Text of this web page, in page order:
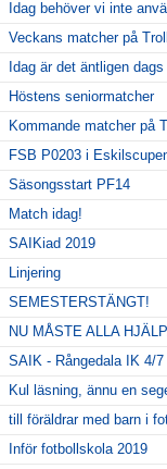
Idag behöver vi inte
Veckans matcher på
Idag är det äntligen dags
Höstens seniormatcher
Kommande matcher på
FSB P0203 i
Säsongsstart PF14
Match idag!
SAIKiad 2019
Linjering
SEMESTERSTÄNGT!
NU MÅSTE ALLA
SAIK - Rångedala IK 4/
Kul läsning, ännu en
till föräldrar med barn i
Inför fotbollskola 2019